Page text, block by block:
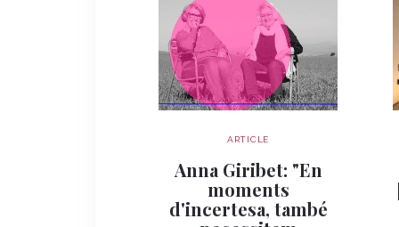
ARTICLE
Anna Giribet: "En
moments
d'incertesa, també